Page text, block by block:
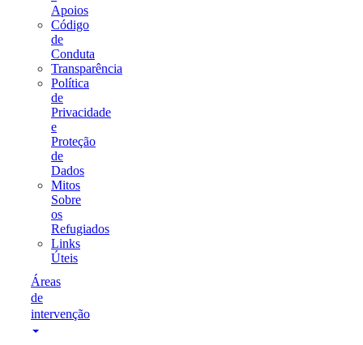
Apoios
Código
de
Conduta
Transparência
Política
de
Privacidade
e
Proteção
de
Dados
Mitos
Sobre
os
Refugiados
Links
Úteis
Áreas
de
intervenção